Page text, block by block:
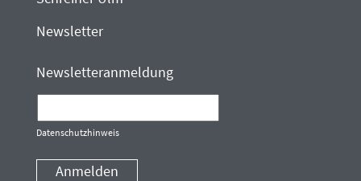
Newsletter
Newsletteranmeldung
Datenschutzhinweis
Anmelden